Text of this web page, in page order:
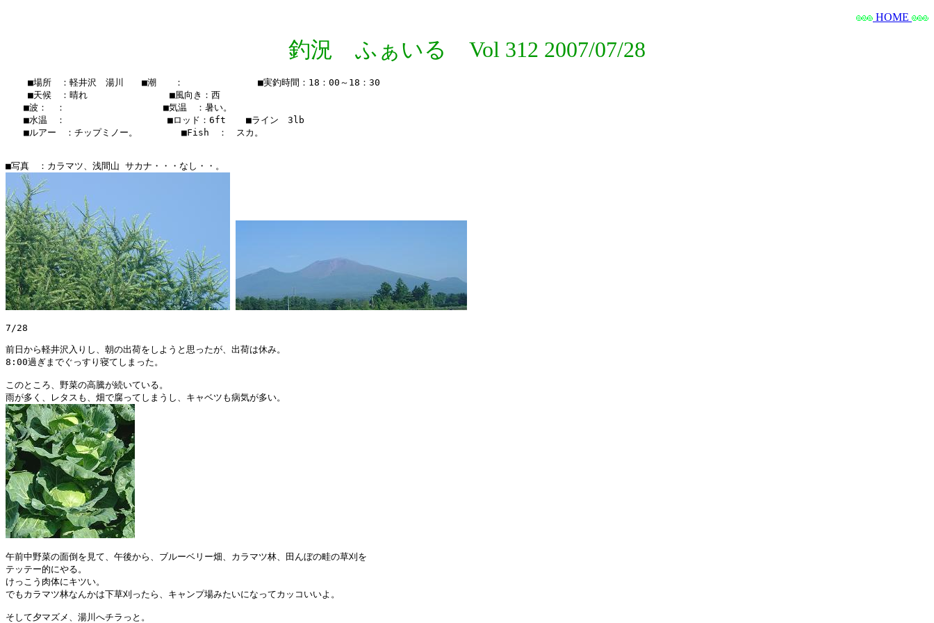
HOME
釣況 ふぁいる Vol 312 2007/07/28
    ■場所　：軽井沢　湯川　　■潮　　：　　  　　　　　■実釣時間：18：00～18：30
    ■天候　：晴れ　　　 　    　　■風向き：西
■波：　：　　　　　　　　   　■気温　：暑い。
■水温　：    　　　　　  　 　■ロッド：6ft  　■ライン　3lb
■ルアー　：チップミノー。　　　   ■Fish　：　スカ。
7/28
前日から軽井沢入りし、朝の出荷をしようと思ったが、出荷は休み。
8:00過ぎまでぐっすり寝てしまった。
このところ、野菜の高騰が続いている。
午前中野菜の面倒を見て、午後から、ブルーベリー畑、カラマツ林、田んぼの畦の草刈を
テッテー的にやる。
けっこう肉体にキツい。
でもカラマツ林なんかは下草刈ったら、キャンプ場みたいになってカッコいいよ。
そして夕マズメ、湯川へチラっと。